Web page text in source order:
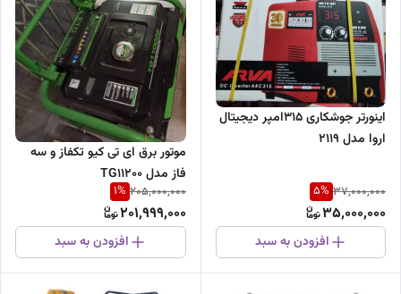
اینورتر جوشکاری 315امپر دیجیتال
اروا مدل 2119
37,000,000
5%
35,000,000
افزودن به سبد
موتور برق ای تی کیو تکفاز و سه
فاز مدل TG11200
205,000,000
1%
201,999,000
افزودن به سبد